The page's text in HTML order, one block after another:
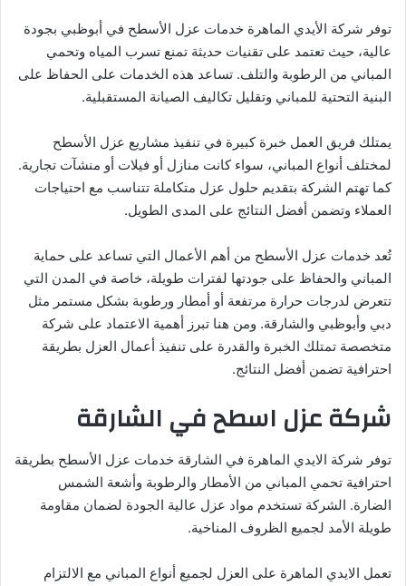
توفر شركة الأيدي الماهرة خدمات عزل الأسطح في أبوظبي بجودة
عالية، حيث تعتمد على تقنيات حديثة تمنع تسرب المياه وتحمي
المباني من الرطوبة والتلف. تساعد هذه الخدمات على الحفاظ على
البنية التحتية للمباني وتقليل تكاليف الصيانة المستقبلية.
يمتلك فريق العمل خبرة كبيرة في تنفيذ مشاريع عزل الأسطح
لمختلف أنواع المباني، سواء كانت منازل أو فيلات أو منشآت تجارية.
كما تهتم الشركة بتقديم حلول عزل متكاملة تتناسب مع احتياجات
العملاء وتضمن أفضل النتائج على المدى الطويل.
تُعد خدمات عزل الأسطح من أهم الأعمال التي تساعد على حماية
المباني والحفاظ على جودتها لفترات طويلة، خاصة في المدن التي
تتعرض لدرجات حرارة مرتفعة أو أمطار ورطوبة بشكل مستمر مثل
دبي وأبوظبي والشارقة. ومن هنا تبرز أهمية الاعتماد على شركة
متخصصة تمتلك الخبرة والقدرة على تنفيذ أعمال العزل بطريقة
احترافية تضمن أفضل النتائج.
شركة عزل اسطح في الشارقة
توفر شركة الايدي الماهرة في الشارقة خدمات عزل الأسطح بطريقة
احترافية تحمي المباني من الأمطار والرطوبة وأشعة الشمس
الضارة. الشركة تستخدم مواد عزل عالية الجودة لضمان مقاومة
طويلة الأمد لجميع الظروف المناخية.
تعمل الايدي الماهرة على العزل لجميع أنواع المباني مع الالتزام